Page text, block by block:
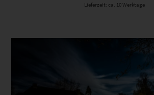
Lieferzeit: ca. 10 Werktage
Dieses Produkt weist mehrere Varianten auf. Die Optionen können auf der Produktseite gewählt werden